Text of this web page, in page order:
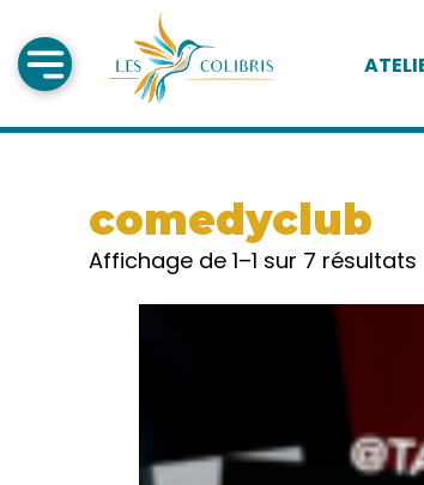
comedyclub
Affichage de 1–1 sur 7 résultats